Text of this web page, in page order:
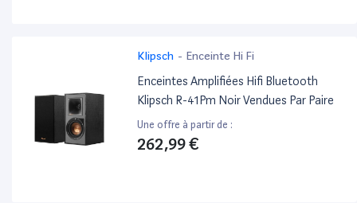
Klipsch - Enceinte Hi Fi
Enceintes Amplifiées Hifi Bluetooth
Klipsch R-41Pm Noir Vendues Par Paire
Une offre à partir de :
262,99 €